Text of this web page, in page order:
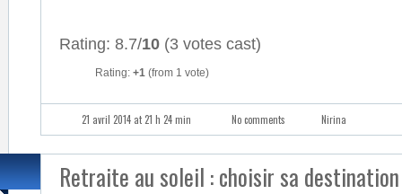
Rating: 8.7/10 (3 votes cast)
Rating: +1 (from 1 vote)
21 avril 2014 at 21 h 24 min No comments Nirina
Retraite au soleil : choisir sa destination